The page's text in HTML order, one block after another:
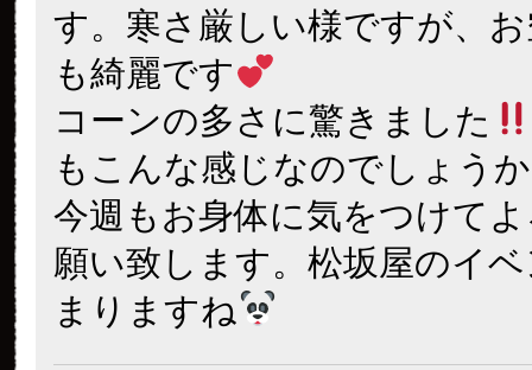
す。寒さ厳しい様ですが、
も綺麗です
コーンの多さに驚きました
もこんな感じなのでしょう
今週もお身体に気をつけて
願い致します。松坂屋のイ
まりますね